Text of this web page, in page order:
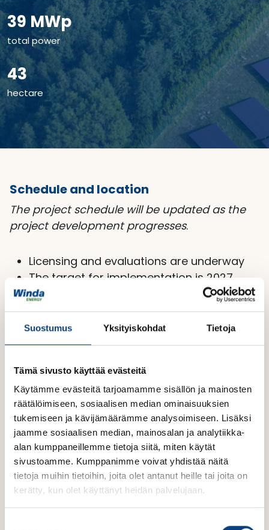
Suostumus Yksityiskohdat Tietoja
Tämä sivusto käyttää evästeitä
Käytämme evästeitä tarjoamamme sisällön ja mainosten
räätälöimiseen, sosiaalisen median ominaisuuksien
tukemiseen ja kävijämäärämme analysoimiseen. Lisäksi
jaamme sosiaalisen median, mainosalan ja analytiikka-
alan kumppaneillemme tietoja siitä, miten käytät
sivustoamme. Kumppanimme voivat yhdistää näitä
tietoja muihin tietoihin, joita olet antanut heille tai joita on
kerätty, kun olet käyttänyt heidän palvelujaan.
39 MWp
total power
43
hectare
Schedule and location
The project schedule will be updated as the
project development progresses.
Licensing and evaluations are underway
The target for implementation is 2027